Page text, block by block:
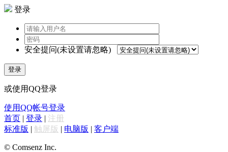
登录
安全提问(未设置请忽略)
登录
或使用QQ登录
使用QQ帐号登录
首页 | 登录 | 注册
标准版 | 触屏版 | 电脑版 | 客户端
© Comsenz Inc.